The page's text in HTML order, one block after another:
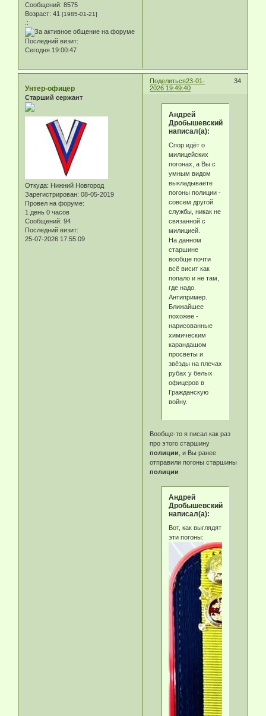
Сообщений: 8575
Возраст: 41 [1985-01-21]
.:
Последний визит:
Сегодня 19:00:47
Поделиться 34
23-01-
2026 19:49:40
Унтер-офицер
Старший сержант
Откуда: Нижний Новгород
Зарегистрирован: 08-05-2019
Провел на форуме:
1 день 0 часов
Сообщений: 94
Последний визит:
25-07-2026 17:55:09
Андрей
Дробышевский
написал(а):
Спор идёт о
милицейских
погонах, а Вы с
умным видом
выкладываете
погоны полиции -
совсем другой
службы, никак не
связанной с
милицией.
На данном
старшине
вообще почти
всё висит как
попало и не там,
где надо.
Антипример.
Ближайшее
похожее -
нарисованные
химическим
карандашом
просветы и
звёзды на плечах
рубах у белых
офицеров в
Гражданскую
войну.
Вообще-то я писал как раз
про этого старшину
полиции, и Вы ранее
отправили погоны старшины
полиции
Андрей
Дробышевский
написал(а):
Вот, как выглядят
эти погоны: